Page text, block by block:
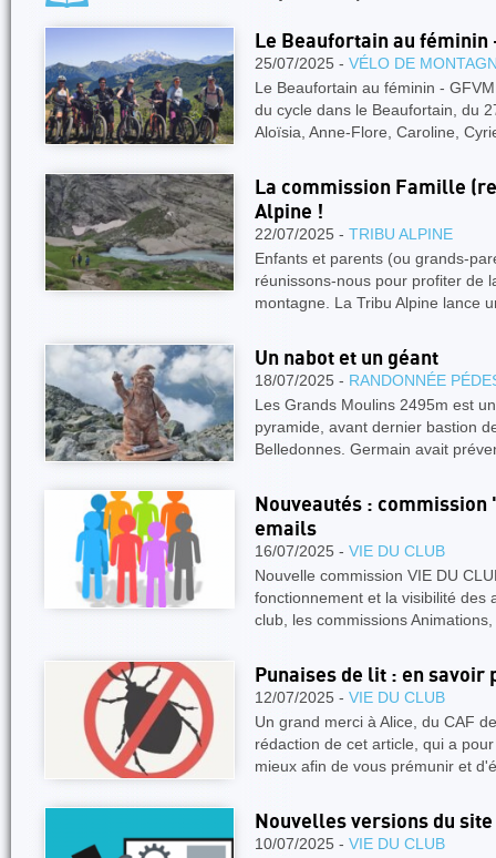
Le Beaufortain au féminin
25/07/2025 - VÉLO DE
Le Beaufortain au féminin -
du cycle dans le Beaufortain, du
Aloïsia, Anne-Flore, Caroline,
La commission Famille
Alpine !
22/07/2025 - TRIBU ALPINE
Enfants et parents (ou grands-
réunissons-nous pour profiter de
montagne. La Tribu Alpine lance
Un nabot et un géant
18/07/2025 - RANDONNÉE
Les Grands Moulins 2495m est
pyramide, avant dernier bastion
Belledonnes. Germain avait
Nouveautés :
emails
16/07/2025 - VIE DU CLUB
Nouvelle commission VIE DU
fonctionnement et la visibilité des
club, les commissions
Punaises de lit : en savoir
12/07/2025 - VIE DU CLUB
Un grand merci à Alice, du CAF
rédaction de cet article, qui a
mieux afin de vous prémunir et
Nouvelles versions du
10/07/2025 - VIE DU CLUB